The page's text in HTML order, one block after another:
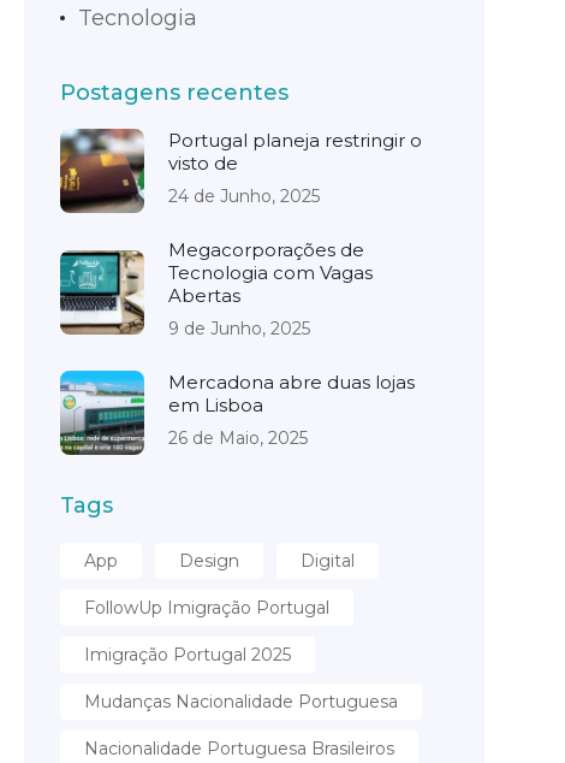
Tecnologia
Postagens recentes
Portugal planeja restringir o
visto de
24 de Junho, 2025
Megacorporações de
Tecnologia com Vagas
Abertas
9 de Junho, 2025
Mercadona abre duas lojas
em Lisboa
26 de Maio, 2025
Tags
App Design Digital
FollowUp Imigração Portugal
Imigração Portugal 2025
Mudanças Nacionalidade Portuguesa
Nacionalidade Portuguesa Brasileiros